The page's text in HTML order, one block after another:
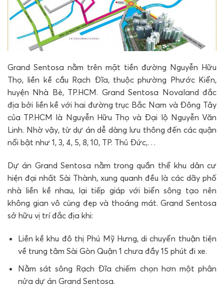
Grand Sentosa nằm trên mặt tiền đường Nguyễn Hữu
Thọ, liền kề cầu Rạch Đĩa, thuộc phường Phước Kiển,
huyện Nhà Bè, TP.HCM. Grand Sentosa Novaland đắc
địa bởi liền kề với hai đường trục Bắc Nam và Đông Tây
của TP.HCM là Nguyễn Hữu Thọ và Đại lộ Nguyễn Văn
Linh. Nhờ vậy, từ dự án dễ dàng lưu thông đến các quận
nổi bật như 1, 3, 4, 5, 8, 10, TP. Thủ Đức,…
Dự án Grand Sentosa nằm trong quần thể khu dân cư
hiện đại nhất Sài Thành, xung quanh đều là các dãy phố
nhà liền kề nhau, lại tiếp giáp với biển sông tạo nên
không gian vô cùng đẹp và thoáng mát. Grand Sentosa
sở hữu vị trí đắc địa khi:
Liền kề khu đô thị Phú Mỹ Hưng, di chuyển thuận tiện
về trung tâm Sài Gòn Quận 1 chưa đầy 15 phút đi xe.
Nằm sát sông Rạch Đĩa chiếm chọn hơn một phân
nửa dự án Grand Sentosa.